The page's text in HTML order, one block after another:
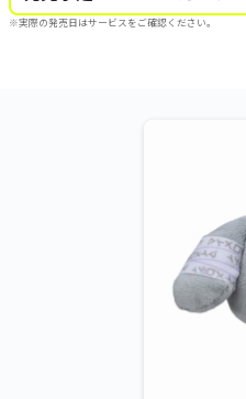
※実際の発売日はサービスをご確認ください。